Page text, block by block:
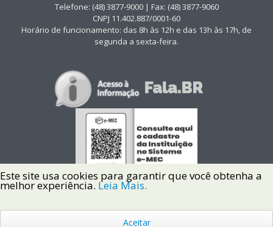
Telefone: (48) 3877-9000 | Fax: (48) 3877-9060
CNPJ 11.402.887/0001-60
Horário de funcionamento: das 8h às 12h e das 13h às 17h, de
segunda a sexta-feira.
Copyright © 2022 Instituto Federal de Santa Catarina IFSC
Este site usa cookies para garantir que você obtenha a
melhor experiência. Leia Mais.
Aceitar